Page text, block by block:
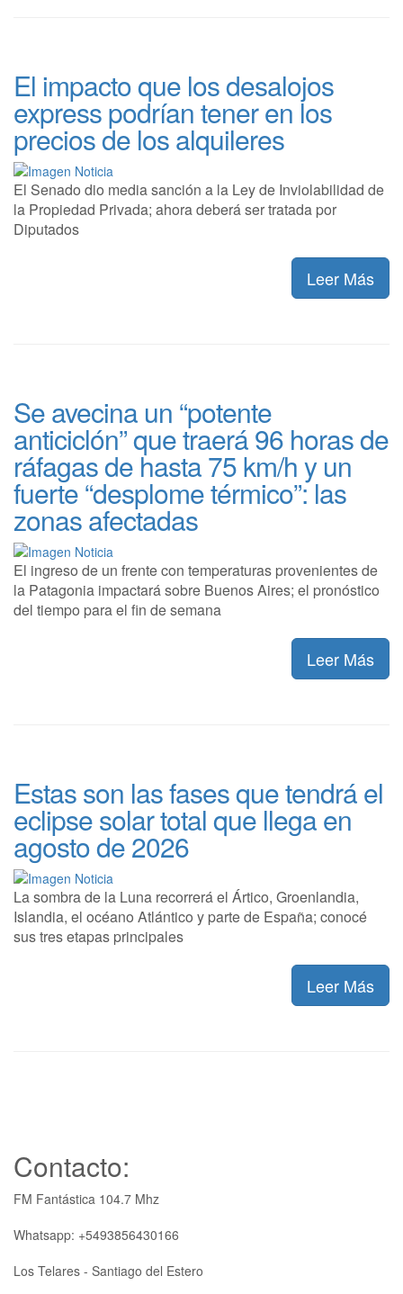
El impacto que los desalojos
express podrían tener en los
precios de los alquileres
El Senado dio media sanción a la Ley de Inviolabilidad de
la Propiedad Privada; ahora deberá ser tratada por
Diputados
Leer Más
Se avecina un “potente
anticiclón” que traerá 96 horas de
ráfagas de hasta 75 km/h y un
fuerte “desplome térmico”: las
zonas afectadas
El ingreso de un frente con temperaturas provenientes de
la Patagonia impactará sobre Buenos Aires; el pronóstico
del tiempo para el fin de semana
Leer Más
Estas son las fases que tendrá el
eclipse solar total que llega en
agosto de 2026
La sombra de la Luna recorrerá el Ártico, Groenlandia,
Islandia, el océano Atlántico y parte de España; conocé
sus tres etapas principales
Leer Más
Contacto:
FM Fantástica 104.7 Mhz
Whatsapp: +5493856430166
Los Telares - Santiago del Estero